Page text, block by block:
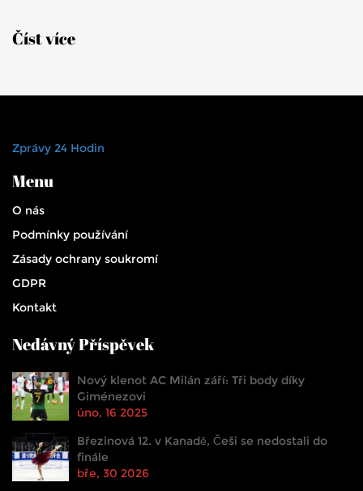
Číst více
Zprávy 24 Hodin
Menu
O nás
Podmínky používání
Zásady ochrany soukromí
GDPR
Kontakt
Nedávný Příspěvek
Nový klenot AC Milán září: Tři body díky
Giménezovi
úno, 16 2025
Březinová 12. v Kanadě, Češi se nedostali do
finále
bře, 30 2026